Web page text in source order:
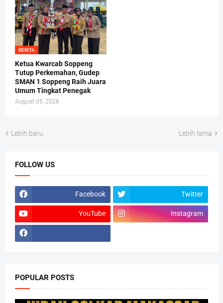
BERITA
Ketua Kwarcab Soppeng
Tutup Perkemahan, Gudep
SMAN 1 Soppeng Raih Juara
Umum Tingkat Penegak
August 05, 2026
Lebih baru Lebih lama
FOLLOW US
Facebook Twitter
YouTube Instagram
POPULAR POSTS